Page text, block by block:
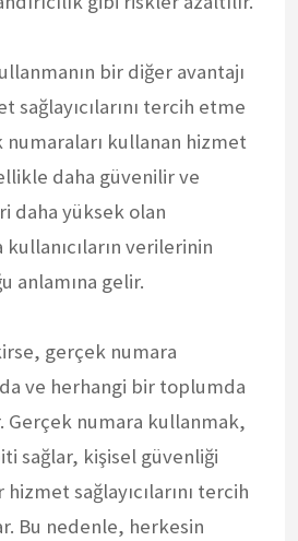
bir diğer avantajı
sağlayıcılarını tercih etme
numaraları kullanan hizmet
daha güvenilir ve
daha yüksek olan
verilerinin
anlamına gelir.
gerçek numara
ve herhangi bir toplumda
Gerçek numara kullanmak,
sağlar, kişisel güvenliği
sağlayıcılarını tercih
Bu nedenle, herkesin